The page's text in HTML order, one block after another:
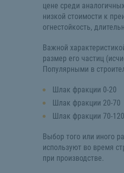
цене среди
низкой стоимости к
огнестойкость,
Важной
размер его частиц
Популярными в
Шлак фракции 0-20
Шлак фракции 20-70
Шлак фракции 70-120
Выбор того или иного
используют во время
при производстве.